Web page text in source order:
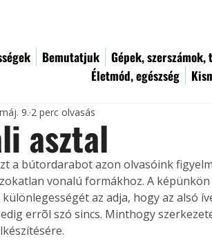
Bemutatjuk Gépek,
Életmód, egészség
asztal
9. 2 perc olvasás
a bútordarabot azon olvasóink
vonalú formákhoz. A
különlegességét az adja, hogy az alsó
errõl szó sincs. Minthogy